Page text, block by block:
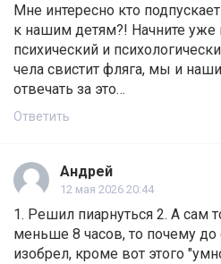
Мне интересно кто
к нашим детям?! Начните уже
психический и
чела свистит фляга, мы и
отвечать за это…
Ответить
Андрей
12 мая 2026 20:44
1. Решил пиарнуться 2. А сам
меньше 8 часов, то почему до
изобрел, кроме вот этого